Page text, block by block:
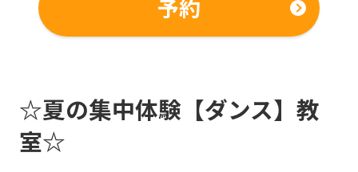
予約
☆夏の集中体験【ダンス】教
室☆